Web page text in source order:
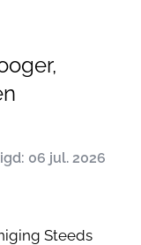
06 jul. 2026
Steeds